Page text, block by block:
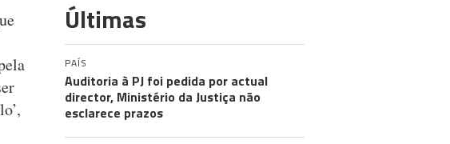
Últimas
PAÍS
Auditoria à PJ foi pedida por actual
director, Ministério da Justiça não
esclarece prazos